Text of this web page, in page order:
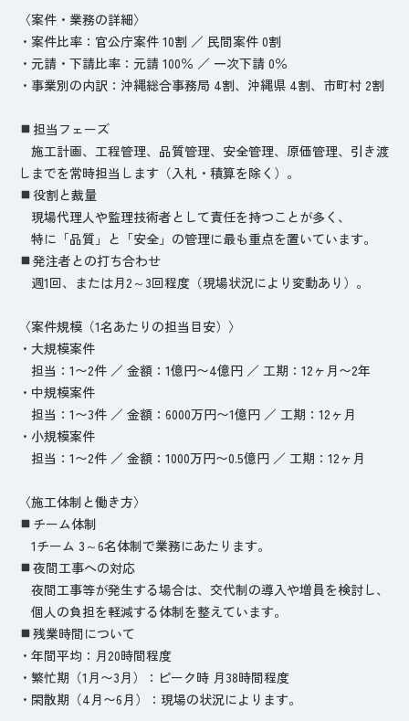
〈案件・業務の詳細〉
・案件比率：官公庁案件 10割 ／ 民間案件 0割
・元請・下請比率：元請 100％ ／ 一次下請 0％
・事業別の内訳：沖縄総合事務局 4割、沖縄県 4割、市町村 2割
担当フェーズ
施工計画、工程管理、品質管理、安全管理、原価管理、引き渡
しまでを常時担当します（入札・積算を除く）。
役割と裁量
現場代理人や監理技術者として責任を持つことが多く、
特に「品質」と「安全」の管理に最も重点を置いています。
発注者との打ち合わせ
週1回、または月2～3回程度（現場状況により変動あり）。
〈案件規模（1名あたりの担当目安）〉
・大規模案件
担当：1〜2件 ／ 金額：1億円〜4億円 ／ 工期：12ヶ月〜2年
・中規模案件
担当：1〜3件 ／ 金額：6000万円〜1億円 ／ 工期：12ヶ月
・小規模案件
担当：1〜2件 ／ 金額：1000万円〜0.5億円 ／ 工期：12ヶ月
〈施工体制と働き方〉
チーム体制
1チーム 3～6名体制で業務にあたります。
夜間工事への対応
夜間工事等が発生する場合は、交代制の導入や増員を検討し、
個人の負担を軽減する体制を整えています。
残業時間について
・年間平均：月20時間程度
・繁忙期（1月〜3月）：ピーク時 月38時間程度
・閑散期（4月〜6月）：現場の状況によります。